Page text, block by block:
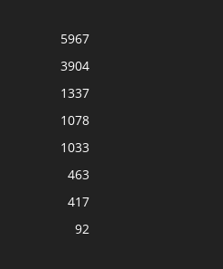
5967
3904
1337
1078
1033
463
417
92